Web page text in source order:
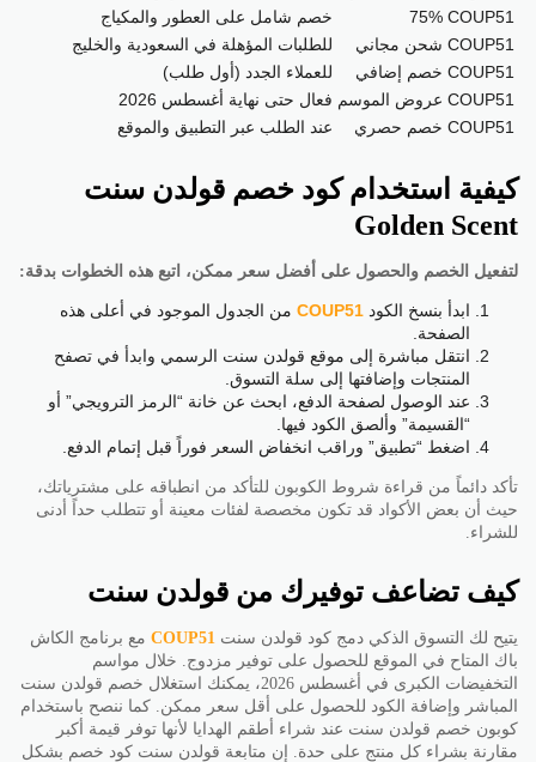
COUP51
75%
خصم شامل على العطور والمكياج
COUP51 شحن مجاني
للطلبات المؤهلة في السعودية والخليج
COUP51 خصم إضافي
للعملاء الجدد (أول طلب)
COUP51 عروض الموسم فعال حتى نهاية أغسطس 2026
COUP51 خصم حصري عند الطلب عبر التطبيق والموقع
كيفية استخدام كود خصم قولدن سنت
Golden Scent
لتفعيل الخصم والحصول على أفضل سعر ممكن، اتبع هذه الخطوات بدقة:
ابدأ بنسخ الكود COUP51 من الجدول الموجود في أعلى هذه
الصفحة.
انتقل مباشرة إلى موقع قولدن سنت الرسمي وابدأ في تصفح
المنتجات وإضافتها إلى سلة التسوق.
عند الوصول لصفحة الدفع، ابحث عن خانة “الرمز الترويجي” أو
“القسيمة” وألصق الكود فيها.
اضغط “تطبيق” وراقب انخفاض السعر فوراً قبل إتمام الدفع.
تأكد دائماً من قراءة شروط الكوبون للتأكد من انطباقه على مشترياتك،
حيث أن بعض الأكواد قد تكون مخصصة لفئات معينة أو تتطلب حداً أدنى
للشراء.
كيف تضاعف توفيرك من قولدن سنت
يتيح لك التسوق الذكي دمج كود قولدن سنت COUP51 مع برنامج الكاش
باك المتاح في الموقع للحصول على توفير مزدوج. خلال مواسم
التخفيضات الكبرى في أغسطس 2026، يمكنك استغلال خصم قولدن سنت
المباشر وإضافة الكود للحصول على أقل سعر ممكن. كما ننصح باستخدام
كوبون خصم قولدن سنت عند شراء أطقم الهدايا لأنها توفر قيمة أكبر
مقارنة بشراء كل منتج على حدة. إن متابعة قولدن سنت كود خصم بشكل